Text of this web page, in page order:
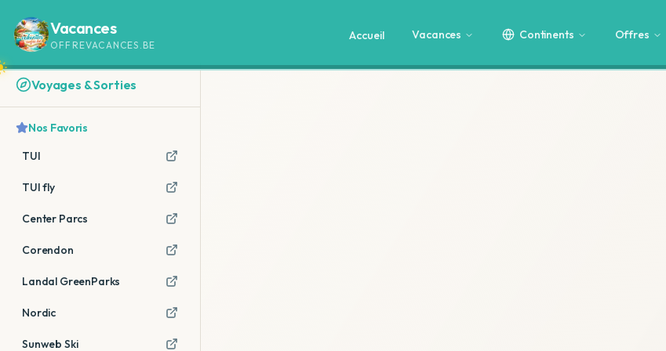
Vacances
OFFREVACANCES.BE
Accueil Vacances Continents Offres
Voyages & Sorties
Nos Favoris
TUI
TUI fly
Center Parcs
Corendon
Landal GreenParks
Nordic
Sunweb Ski